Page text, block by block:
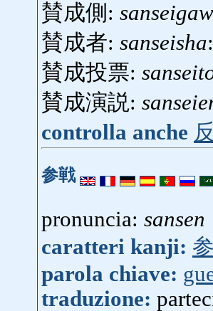
賛成側:
賛成者: sanseisha
賛成投票:
賛成演説:
controlla anche
参戦
pronuncia: sansen
caratteri kanji:
parola chiave:
traduzione: